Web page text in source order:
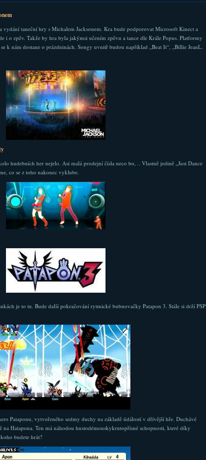
taneční hry s Michalem Jacksonem. Kra bude podporovat Microsoft Kinect a
i o zpěv. Takže by hra byla jakýmsi učením zpěvu a tance dle Krále Popus. Platformy
k nám dostane o prázdninách. Songy uvnitř budou například „Beat It“, „Billie JeanL.
hudebních her nejelo. Asi malá prodejní čísla neco bo, .. Vlastně jedině „Just Dance
co se z toho nakonec vyklube.
je to tu. Bude další pokračování rytmické bubnovačky Patapon 3. Stále si drží PSP
Pataponu, vytvořeného sedmy duchy na základě údálostí v dřívější hře. Duchávé
Hatapona. Ten má náhodou hustodémonskykrutopřísné schopnosti, které díky
budete hrát?